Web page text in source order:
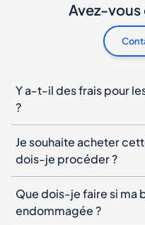
Avez-vous
Y a-t-il des frais pour
?
Je souhaite acheter
dois-je procéder ?
Que dois-je faire si ma
endommagée ?